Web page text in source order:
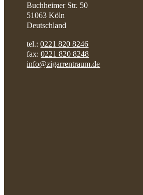
Buchheimer Str. 50
51063 Köln
Deutschland
tel.:0221 820 8246
fax:0221 820 8248
info@zigarrentraum.de